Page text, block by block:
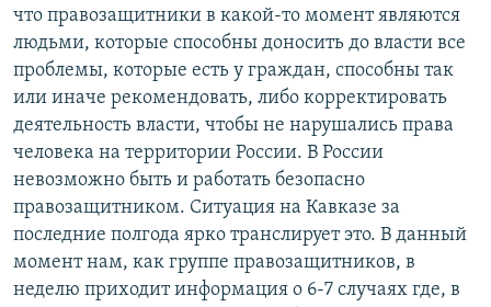
что правозащитники в какой-то момент являются
людьми, которые способны доносить до власти все
проблемы, которые есть у граждан, способны так
или иначе рекомендовать, либо корректировать
деятельность власти, чтобы не нарушались права
человека на территории России. В России
невозможно быть и работать безопасно
правозащитником. Ситуация на Кавказе за
последние полгода ярко транслирует это. В данный
момент нам, как группе правозащитников, в
неделю приходит информация о 6-7 случаях где, в